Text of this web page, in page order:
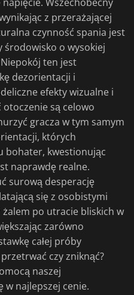
z przerażającej
czynność spania jest
o wysokiej
ten jest
dezorientacji i
efekty wizualne i
są celowo
gracza w tym samym
których
bohater, kwestionując
naprawdę realne.
surową desperację
się z osobistymi
po utracie bliskich w
zarówno
całej próby
czy zniknąć?
naszej
w najlepszej cenie.